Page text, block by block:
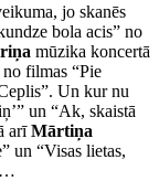
jo skanēs
bola acis” no
mūzika koncertā
filmas “Pie
Un kur nu
un “Ak, skaistā
arīMārtiņa
un “Visas lietas,